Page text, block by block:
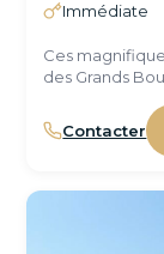
Immédiate
Ces
des Grands
Contacter